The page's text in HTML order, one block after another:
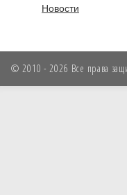
Новости
© 2010 - 2026 Все права